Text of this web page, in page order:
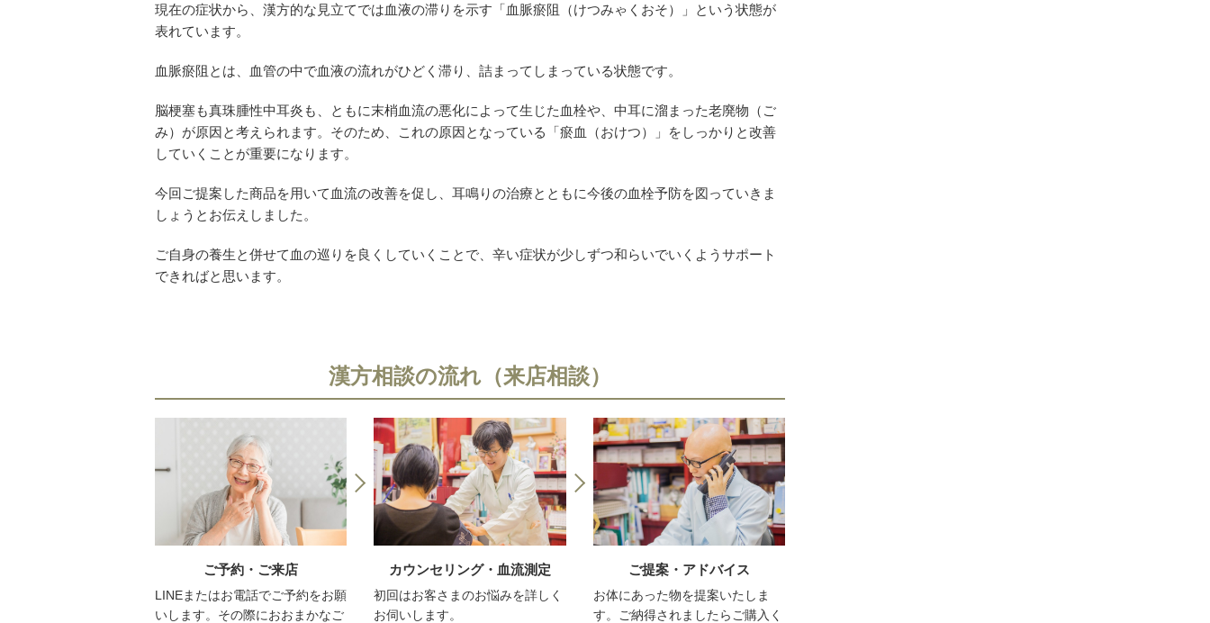
現在の症状から、漢方的な見立てでは血液の滞りを示す「血脈瘀阻（けつみゃくおそ）」という状態が
表れています。
血脈瘀阻とは、血管の中で血液の流れがひどく滞り、詰まってしまっている状態です。
脳梗塞も真珠腫性中耳炎も、ともに末梢血流の悪化によって生じた血栓や、中耳に溜まった老廃物（ご
み）が原因と考えられます。そのため、これの原因となっている「瘀血（おけつ）」をしっかりと改善
していくことが重要になります。
今回ご提案した商品を用いて血流の改善を促し、耳鳴りの治療とともに今後の血栓予防を図っていきま
しょうとお伝えしました。
ご自身の養生と併せて血の巡りを良くしていくことで、辛い症状が少しずつ和らいでいくようサポート
できればと思います。
漢方相談の流れ（来店相談）
ご予約・ご来店
LINEまたはお電話でご予約をお願
いします。その際におおまかなご
カウンセリング・血流測定
初回はお客さまのお悩みを詳しく
お伺いします。
ご提案・アドバイス
お体にあった物を提案いたしま
す。ご納得されましたらご購入く